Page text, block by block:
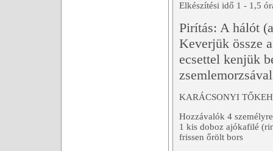
Elkészítési idő 1 - 1,5
Pirítás: A hálót
Keverjük össze
ecsettel kenjük
KARÁCSONYI
Hozzávalók 4
1 kis doboz ajókafilé
frissen őrölt bors